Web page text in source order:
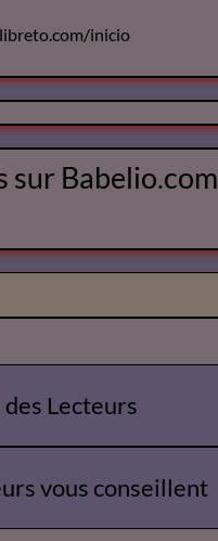
inicio
sur Babelio.com
Lecteurs
vous conseillent